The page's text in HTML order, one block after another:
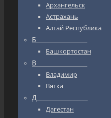
Архангельск
Астрахань
Алтай Республика
Б_________________
Башкортостан
В_________________
Владимир
Вятка
Д_________________
Дагестан